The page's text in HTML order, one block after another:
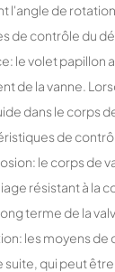
l'angle de
de contrôle du
le volet papillon
de la vanne.
dans le corps
de
le corps
résistant à la
terme de la
les moyens
suite, qui peut